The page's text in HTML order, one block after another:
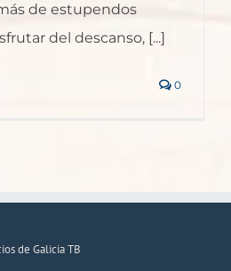
de estupendos
del descanso, [...]
0
de Galicia TB